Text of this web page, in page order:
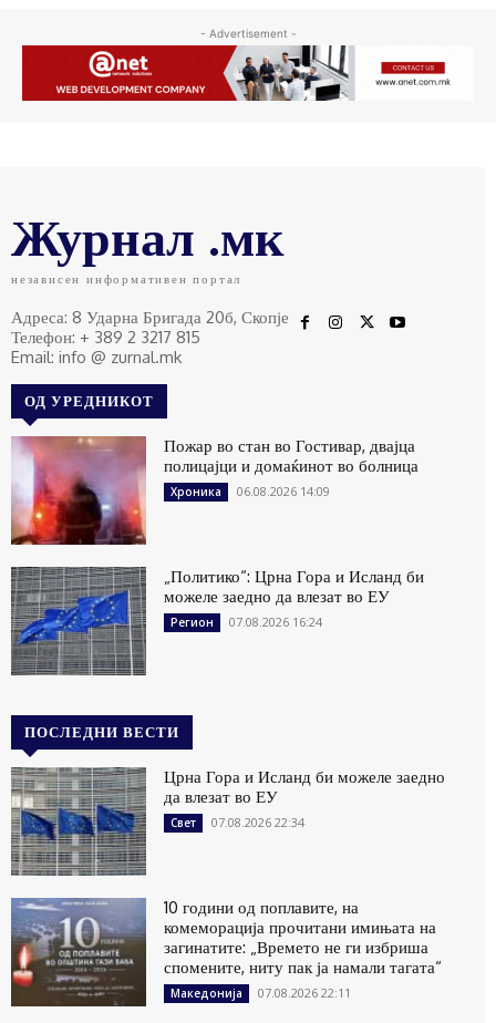
- Advertisement -
Журнал .мк
независен информативен портал
Адреса: 8 Ударна Бригада 20б, Скопје
Телефон: + 389 2 3217 815
Email: info @ zurnal.mk
ОД УРЕДНИКОТ
Пожар во стан во Гостивар, двајца
полицајци и домаќинот во болница
Хроника 06.08.2026 14:09
„Политико“: Црна Гора и Исланд би
можеле заедно да влезат во ЕУ
Регион 07.08.2026 16:24
ПОСЛЕДНИ ВЕСТИ
Црна Гора и Исланд би можеле заедно
да влезат во ЕУ
Свет 07.08.2026 22:34
10 години од поплавите, на
комеморација прочитани имињата на
загинатите: „Времето не ги избриша
спомените, ниту пак ја намали тагата“
Македонија 07.08.2026 22:11